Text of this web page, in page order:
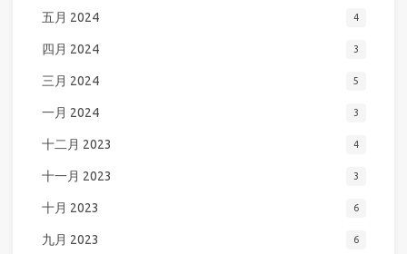
五月 2024 4
四月 2024 3
三月 2024 5
一月 2024 3
十二月 2023 4
十一月 2023 3
十月 2023 6
九月 2023 6